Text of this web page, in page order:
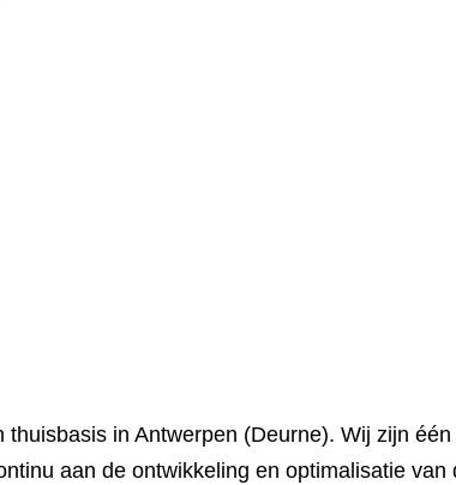
in Antwerpen (Deurne). Wij zijn
aan de ontwikkeling en optimalisatie van